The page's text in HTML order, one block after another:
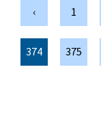
‹ 1
374 375